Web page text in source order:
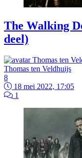
The Walking
deel)
Thomas ten Veldhuijs
8
18 mei 2022, 17:05
1